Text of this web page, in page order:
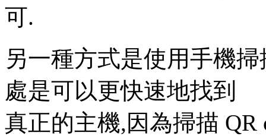
可.
另一種方式是使用手機
處是可以更快速地找到
真正的主機,因為掃描 QR